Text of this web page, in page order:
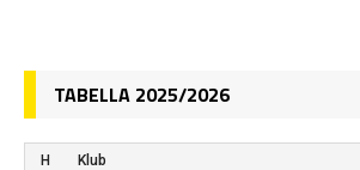
TABELLA 2025/2026
H Klub